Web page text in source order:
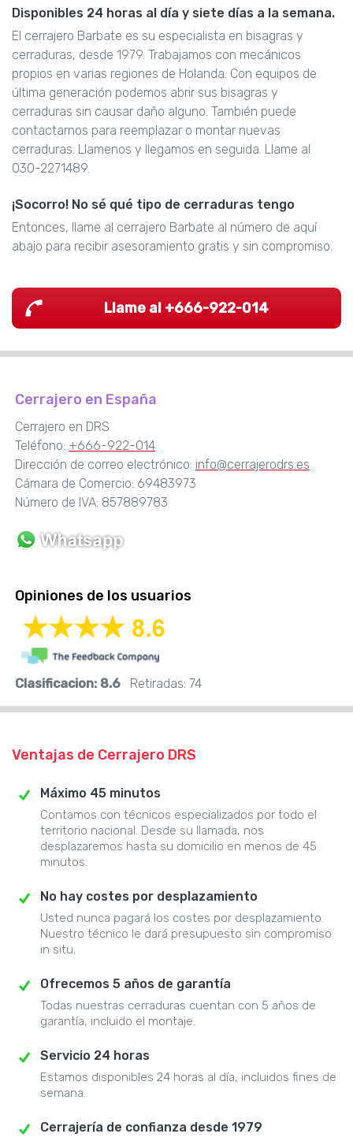
Disponibles 24 horas al día y siete días a la semana.
El cerrajero Barbate es su especialista en bisagras y
cerraduras, desde 1979. Trabajamos con mecánicos
propios en varias regiones de Holanda. Con equipos de
última generación podemos abrir sus bisagras y
cerraduras sin causar daño alguno. También puede
contactarnos para reemplazar o montar nuevas
cerraduras. Llamenos y llegamos en seguida. Llame al
030-2271489.
¡Socorro! No sé qué tipo de cerraduras tengo
Entonces, llame al cerrajero Barbate al número de aquí
abajo para recibir asesoramiento gratis y sin compromiso.
Llame al +666-922-014
Cerrajero en España
Cerrajero en DRS
Teléfono: +666-922-014
Dirección de correo electrónico: info@cerrajerodrs.es
Cámara de Comercio: 69483973
Número de IVA: 857889783
Opiniones de los usuarios
Clasificacion: 8.6 Retiradas: 74
Ventajas de Cerrajero DRS
Máximo 45 minutos
Contamos con técnicos especializados por todo el
territorio nacional. Desde su llamada, nos
desplazaremos hasta su domicilio en menos de 45
minutos.
No hay costes por desplazamiento
Usted nunca pagará los costes por desplazamiento.
Nuestro técnico le dará presupuesto sin compromiso
in situ.
Ofrecemos 5 años de garantía
Todas nuestras cerraduras cuentan con 5 años de
garantía, incluido el montaje.
Servicio 24 horas
Estamos disponibles 24 horas al día, incluidos fines de
semana.
Cerrajería de confianza desde 1979